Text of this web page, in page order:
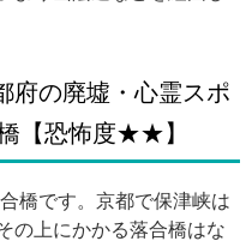
府の廃墟・心霊スポ
【恐怖度★★】
橋です。京都で保津峡は
の上にかかる落合橋はな